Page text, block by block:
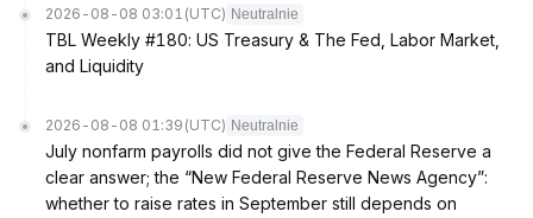
2026-08-08 03:01 (UTC) Neutralnie
TBL Weekly #180: US Treasury & The Fed, Labor Market,
and Liquidity
2026-08-08 01:39 (UTC) Neutralnie
July nonfarm payrolls did not give the Federal Reserve a
clear answer; the “New Federal Reserve News Agency”:
whether to raise rates in September still depends on